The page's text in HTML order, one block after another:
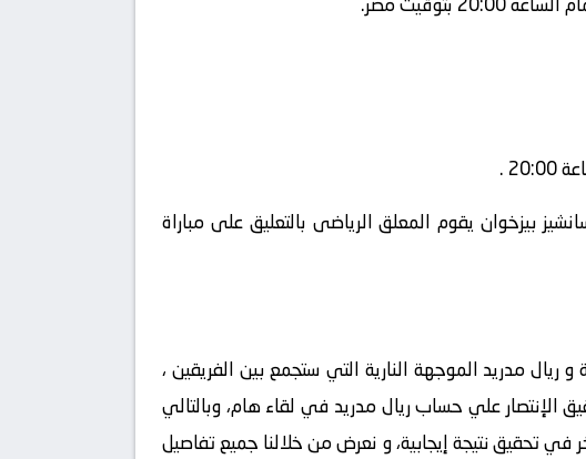
.
بيزخوان يقوم المعلق الرياضى بالتعليق على مباراة
ريال مدريد الموجهة النارية التي ستجمع بين الفريقين ،
علي حساب ريال مدريد في لقاء هام، وبالتالي
في تحقيق نتيجة إيجابية، و نعرض من خلالنا جميع تفاصيل